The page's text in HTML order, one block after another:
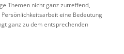
Themen nicht ganz zutreffend,
eine Bedeutung
ganz zu dem entsprechenden